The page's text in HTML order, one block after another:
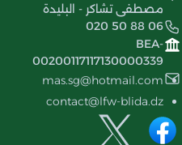
مصطفى تشاكر - البليدة
020 50 88 06
BEA-
00200117117130000339
mas.sg@hotmail.com
contact@lfw-blida.dz